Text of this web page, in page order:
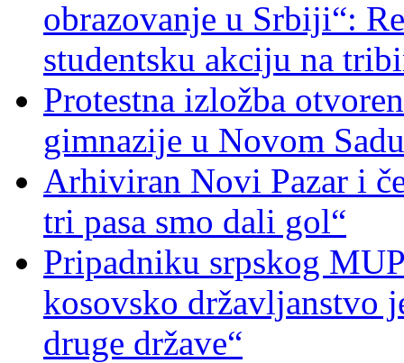
obrazovanje u Srbiji“:
studentsku akciju na
Protestna izložba
gimnazije u Novom Sadu
Arhiviran Novi Pazar i
tri pasa smo dali gol“
Pripadniku srpskog
kosovsko državljanstvo
druge države“